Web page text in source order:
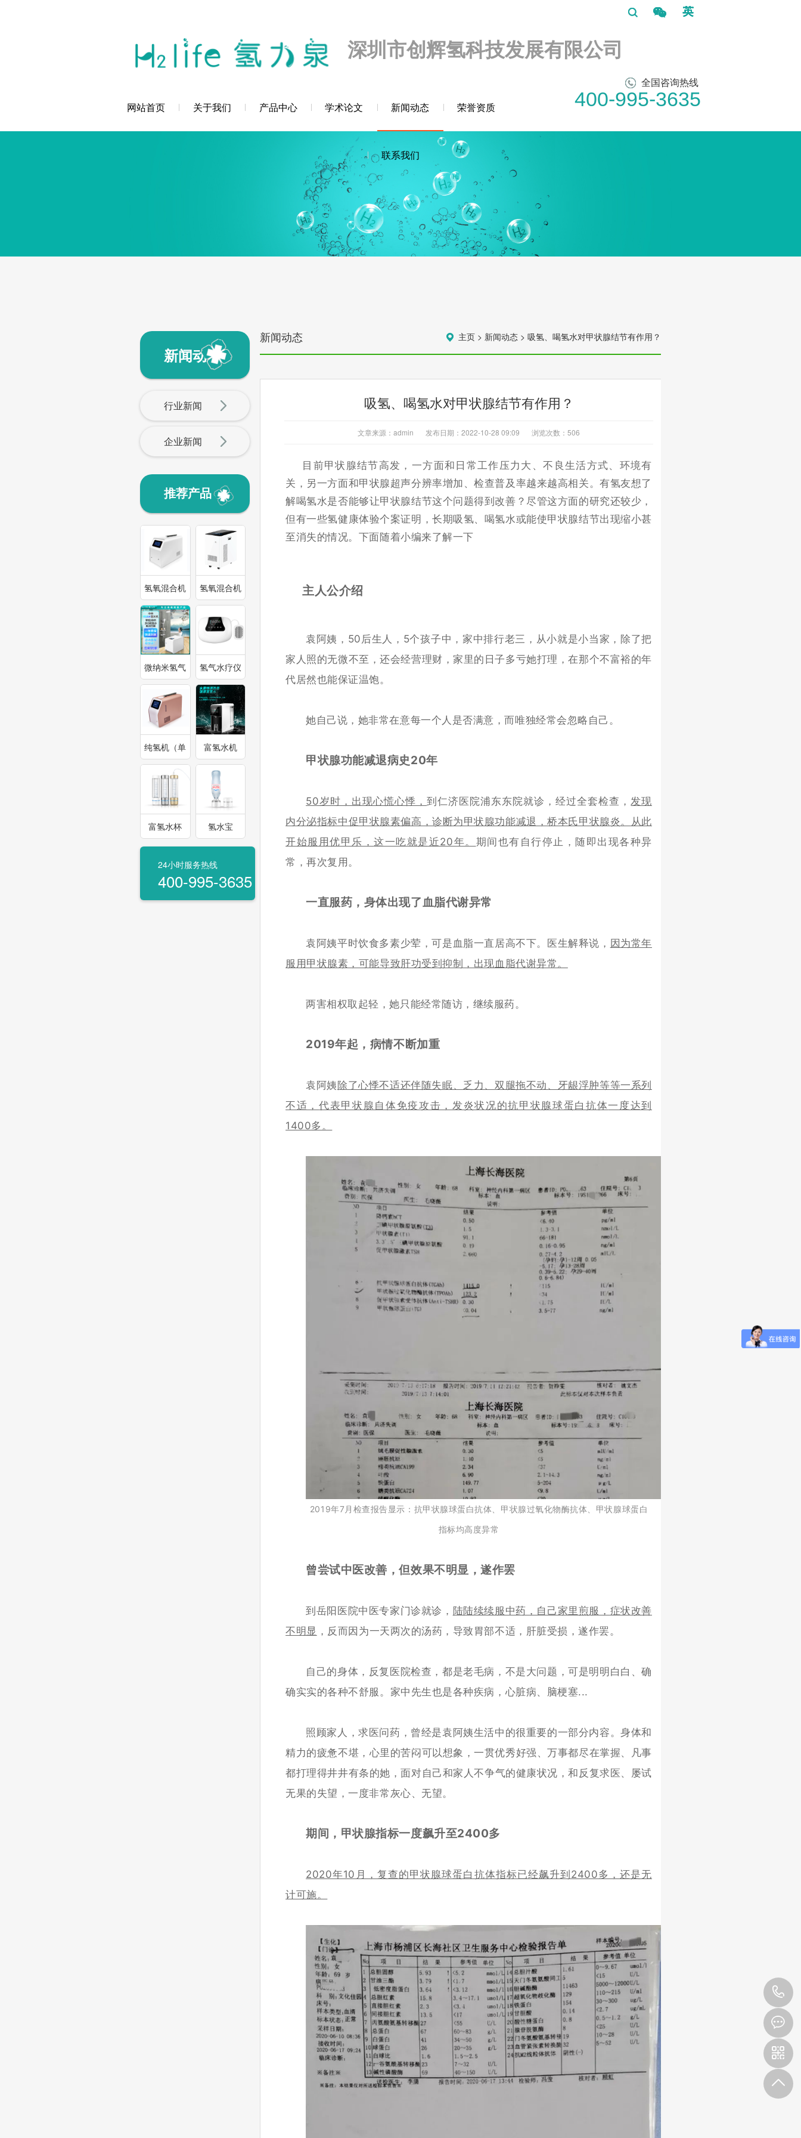
深圳市创辉氢科技发展有限公司
全国咨询热线
400-995-3635
网站首页 关于我们 产品中心 学术论文 新闻动态 荣誉资质
联系我们
新闻动态
行业新闻
企业新闻
推荐产品
氢氧混合机
900ml-
1800ml
氢氧混合机
微纳米氢气
泡浴仪
氢气水疗仪
（三代）
纯氢机（单
口）300ml-
600ml
富氢水机
富氢水杯 氢水宝
24小时服务热线
400-995-3635
主页> 新闻动态> 吸氢、喝氢水对甲状腺结节有作用？
新闻动态
吸氢、喝氢水对甲状腺结节有作用？
文章来源：admin 发布日期：2022-10-28 09:09 浏览次数：506
目前甲状腺结节高发，一方面和日常工作压力大、不良生活方式、环境有
关，另一方面和甲状腺超声分辨率增加、检查普及率越来越高相关。有氢友想了
解喝氢水是否能够让甲状腺结节这个问题得到改善？尽管这方面的研究还较少，
但有一些氢健康体验个案证明，长期吸氢、喝氢水或能使甲状腺结节出现缩小甚
至消失的情况。下面随着小编来了解一下
主人公介绍
袁阿姨，50后生人，5个孩子中，家中排行老三，从小就是小当家，除了把
家人照的无微不至，还会经营理财，家里的日子多亏她打理，在那个不富裕的年
代居然也能保证温饱。
她自己说，她非常在意每一个人是否满意，而唯独经常会忽略自己。
甲状腺功能减退病史20年
50岁时，出现心慌心悸， 到仁济医院浦东东院就诊，经过全套检查，发现
内分泌指标中促甲状腺素偏高，诊断为甲状腺功能减退，桥本氏甲状腺炎。 从此
开始服用优甲乐，这一吃就是近20年。 期间也有自行停止，随即出现各种异
常，再次复用。
一直服药，身体出现了血脂代谢异常
袁阿姨平时饮食多素少荤，可是血 脂一直居高不下。医生解释说， 因为常年
服用甲状腺素，可能导致肝功受到抑制，出现血脂代谢异常。
两害相权取起轻，她只能经常随访，继续服药。
2019年起，病情不断加重
袁阿姨 除了心悸不适还伴随失眠、乏力、双腿拖不动、牙龈浮肿等等一系列
不适，代表甲状腺自体免疫攻击，发炎状况的抗甲状腺球蛋白抗体一度达到
1400多。
2019年7月检查报告显示：抗甲状腺球蛋白抗体、甲状腺过氧化物酶抗体、甲状腺球蛋白
指标均高度异常
曾尝试中医改善，但效果不明显，遂作罢
到岳阳医院中医专家门诊就诊， 陆陆续续服中药，自己家里煎服，症状改善
不明显 ，反而因为一天两次的汤药，导致胃部不适，肝脏受损，遂作罢。
自己的身体，反复医院检查，都是老毛病，不是大问题，可是明明白白、确
确实实的各种不舒服。家中先生也是各种疾病，心脏病、脑梗塞...
照顾家人，求医问药，曾经是袁阿姨生活中的很重要的一部分内容。身体和
精力的疲惫不堪，心里的苦闷可以想象，一贯优秀好强、万事都尽在掌握、凡事
都打理得井井有条的她，面对自己和家人不争气的健康状况，和反复求医、屡试
无果的失望，一度非常灰心、无望。
期间，甲状腺指标一度飙升至2400多
2020年10月，复查的甲状腺球蛋白抗体指标已经飙升到2400多，还是无
计可施。